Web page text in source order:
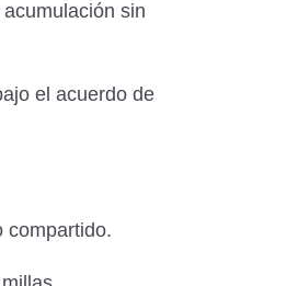
sin
el acuerdo de
compartido.